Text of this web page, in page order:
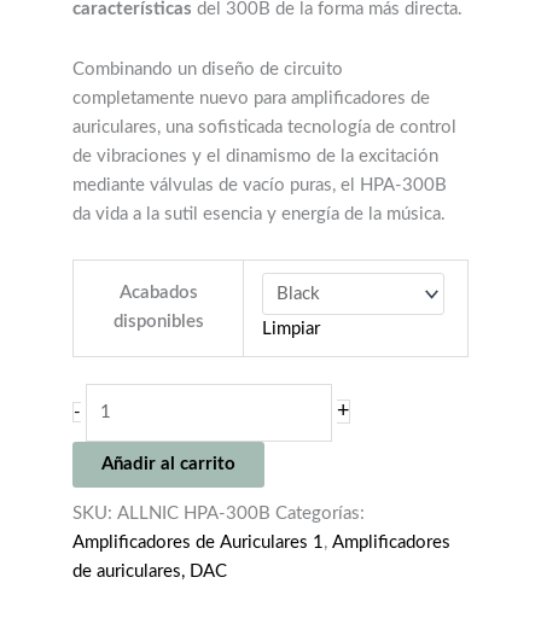
características del 300B de la forma más directa.
Combinando un diseño de circuito
completamente nuevo para amplificadores de
auriculares, una sofisticada tecnología de control
de vibraciones y el dinamismo de la excitación
mediante válvulas de vacío puras, el HPA-300B
da vida a la sutil esencia y energía de la música.
Acabados
disponibles
Limpiar
-
300B
cantidad
+
Añadir al carrito
SKU: ALLNIC HPA-300B Categorías:
Amplificadores de Auriculares 1, Amplificadores
de auriculares, DAC